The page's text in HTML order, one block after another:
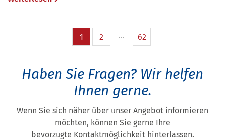
1 2 62
Haben Sie Fragen? Wir helfen
Ihnen gerne.
Wenn Sie sich näher über unser Angebot informieren
möchten, können Sie gerne Ihre
bevorzugte Kontaktmöglichkeit hinterlassen.